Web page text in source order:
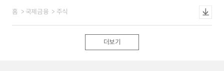
반등 ▲중국불안 경감 ▲주요국 통화정책 완화 등의영향력이 약화되는 가운데
MSCI 중국비중 증가 등 일회성 요인도 가세ㅇ 국제유가 추가 반등 제한적 : 2월
난망, 투기세력의 차익실현 등으로 정체 또는 반락 가능성ㅇ 중국발 불안 여지
상당 : 1분기 성장률의 예상치 부합, 달러ㆍ위안화 환율 안정, 3월 이후경기지표
반등 등으로 중국경제 우려가 경감. 그러나 경기둔화 추세가 여전한
홈 국제금융 주식
더보기